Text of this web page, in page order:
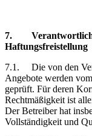
7.
Haftungsfreistellung
7.1.
Die von den
Angebote werden
geprüft. Für deren
Rechtmäßigkeit ist
Der Betreiber hat
Vollständigkeit und